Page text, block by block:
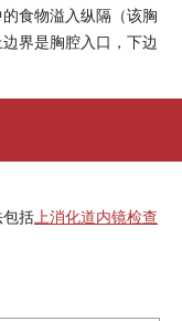
食物溢入纵隔（该胸
界是胸腔入口，下边
括上消化道内镜检查